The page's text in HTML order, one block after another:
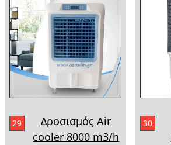
29
Δροσισμός Air
cooler 8000 m3/h
30